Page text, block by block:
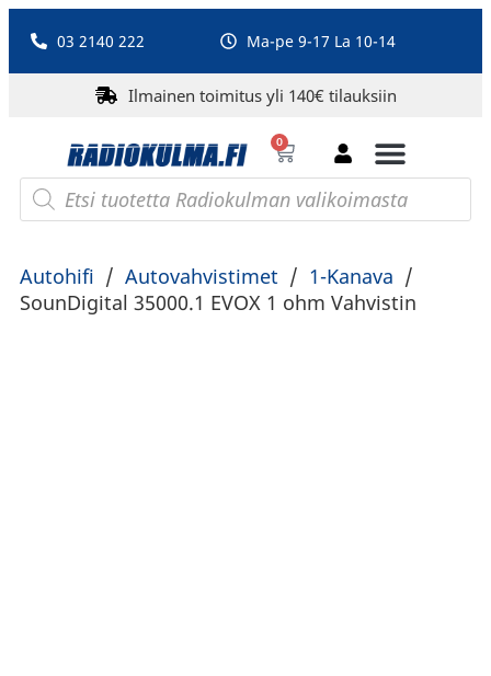
03 2140 222 Ma-pe 9-17 La 10-14
Ilmainen toimitus yli 140€ tilauksiin
0
Autohifi / Autovahvistimet / 1-Kanava /
SounDigital 35000.1 EVOX 1 ohm Vahvistin